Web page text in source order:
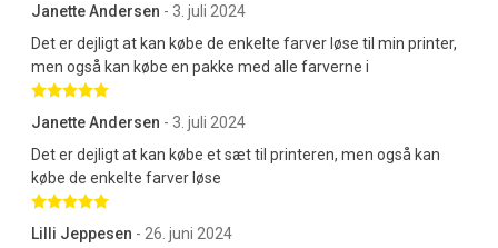
Janette Andersen - 3. juli 2024
Det er dejligt at kan købe de enkelte farver løse til min printer,
men også kan købe en pakke med alle farverne i
Betygsatt 5 av 5 stjärnor
Janette Andersen - 3. juli 2024
Det er dejligt at kan købe et sæt til printeren, men også kan
købe de enkelte farver løse
Betygsatt 5 av 5 stjärnor
Lilli Jeppesen - 26. juni 2024